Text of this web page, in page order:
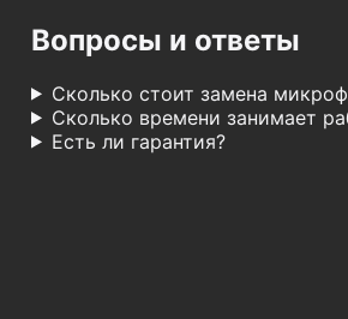
Вопросы и ответы
Сколько стоит замена
Сколько времени занимает
Есть ли гарантия?